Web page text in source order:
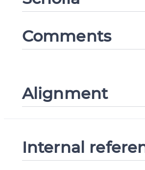
Comments
Alignment
Internal